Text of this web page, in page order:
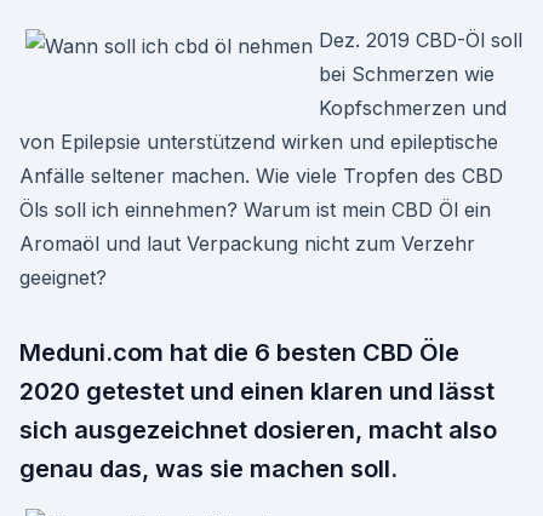
Dez. 2019 CBD-Öl soll
bei Schmerzen wie
Kopfschmerzen und
von Epilepsie unterstützend wirken und epileptische
Anfälle seltener machen. Wie viele Tropfen des CBD
Öls soll ich einnehmen? Warum ist mein CBD Öl ein
Aromaöl und laut Verpackung nicht zum Verzehr
geeignet?
Meduni.com hat die 6 besten CBD Öle
2020 getestet und einen klaren und lässt
sich ausgezeichnet dosieren, macht also
genau das, was sie machen soll.